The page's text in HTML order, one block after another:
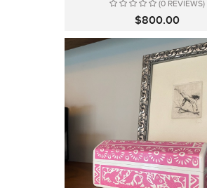
(0 REVIEWS)
$800.00